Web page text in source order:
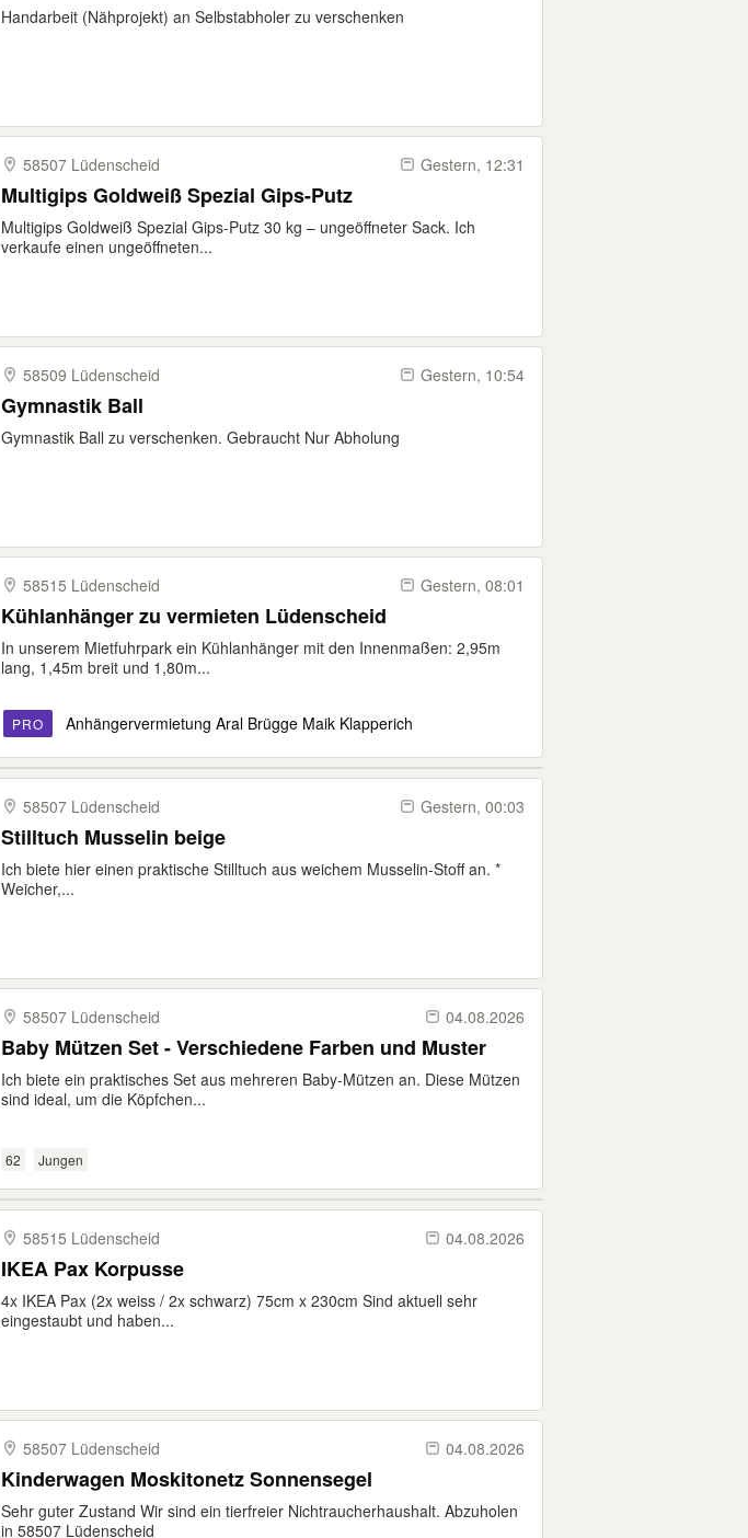
Handarbeit (Nähprojekt) an Selbstabholer zu verschenken
58507 Lüdenscheid Gestern, 12:31
Multigips Goldweiß Spezial Gips-Putz
Multigips Goldweiß Spezial Gips-Putz 30 kg – ungeöffneter Sack. Ich
verkaufe einen ungeöffneten...
58509 Lüdenscheid Gestern, 10:54
Gymnastik Ball
Gymnastik Ball zu verschenken. Gebraucht Nur Abholung
58515 Lüdenscheid Gestern, 08:01
Kühlanhänger zu vermieten Lüdenscheid
In unserem Mietfuhrpark ein Kühlanhänger mit den Innenmaßen: 2,95m
lang, 1,45m breit und 1,80m...
PRO Anhängervermietung Aral Brügge Maik Klapperich
58507 Lüdenscheid Gestern, 00:03
Stilltuch Musselin beige
Ich biete hier einen praktische Stilltuch aus weichem Musselin-Stoff an. *
Weicher,...
58507 Lüdenscheid 04.08.2026
Baby Mützen Set - Verschiedene Farben und Muster
Ich biete ein praktisches Set aus mehreren Baby-Mützen an. Diese Mützen
sind ideal, um die Köpfchen...
62 Jungen
58515 Lüdenscheid 04.08.2026
IKEA Pax Korpusse
4x IKEA Pax (2x weiss / 2x schwarz) 75cm x 230cm Sind aktuell sehr
eingestaubt und haben...
58507 Lüdenscheid 04.08.2026
Kinderwagen Moskitonetz Sonnensegel
Sehr guter Zustand Wir sind ein tierfreier Nichtraucherhaushalt. Abzuholen
in 58507 Lüdenscheid